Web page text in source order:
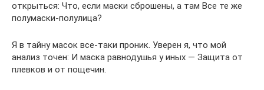
открыться: Что, если маски сброшены, а там Все те же
полумаски-полулица?
Я в тайну масок все-таки проник. Уверен я, что мой
анализ точен: И маска равнодушья у иных — Защита от
плевков и от пощечин.